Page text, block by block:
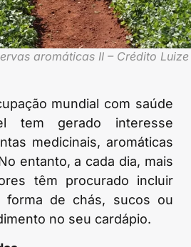
aromáticas II – Crédito Luize
mundial com saúde
tem gerado interesse
medicinais, aromáticas
entanto, a cada dia, mais
têm procurado incluir
forma de chás, sucos ou
no seu cardápio.